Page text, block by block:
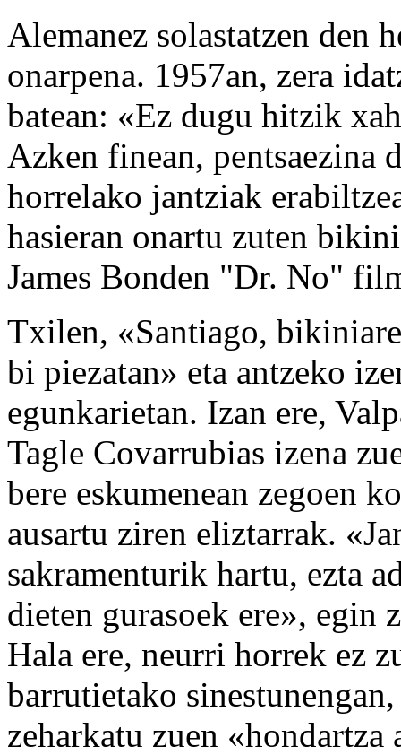
Alemanez solastatzen den
onarpena. 1957an, zera
batean: «Ez dugu hitzik
Azken finean, pentsaezina
horrelako jantziak
hasieran onartu zuten
James Bonden "Dr. No"
Txilen, «Santiago,
bi piezatan» eta antzeko
egunkarietan. Izan ere,
Tagle Covarrubias izena
bere eskumenean zegoen
ausartu ziren eliztarrak.
sakramenturik hartu, ezta
dieten gurasoek ere», egin
Hala ere, neurri horrek ez
barrutietako
zeharkatu zuen «hondartza